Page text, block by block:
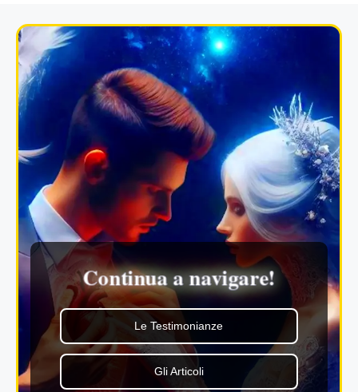
Continua a navigare!
Le Testimonianze
Gli Articoli